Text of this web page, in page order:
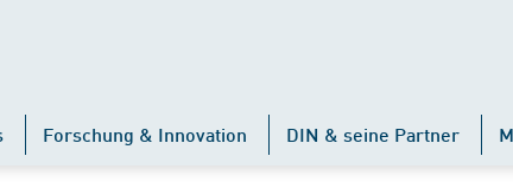
Forschung & Innovation DIN & seine Partner